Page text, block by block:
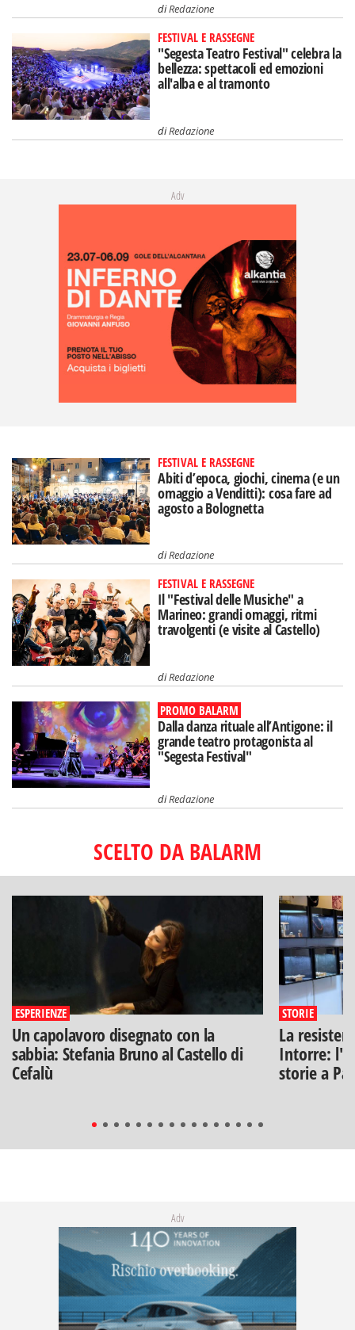
diRedazione
FESTIVAL E RASSEGNE
"Segesta Teatro Festival" celebra la
bellezza: spettacoli ed emozioni
all'alba e al tramonto
diRedazione
Adv
FESTIVAL E RASSEGNE
Abiti d’epoca, giochi, cinema (e un
omaggio a Venditti): cosa fare ad
agosto a Bolognetta
diRedazione
FESTIVAL E RASSEGNE
Il "Festival delle Musiche" a
Marineo: grandi omaggi, ritmi
travolgenti (e visite al Castello)
diRedazione
PROMO BALARM
Dalla danza rituale all’Antigone: il
grande teatro protagonista al
"Segesta Festival"
diRedazione
SCELTO DA BALARM
ESPERIENZE
Un capolavoro disegnato con la
sabbia: Stefania Bruno al Castello di
Cefalù
STORIE
La
Intorre:
storie a
Adv